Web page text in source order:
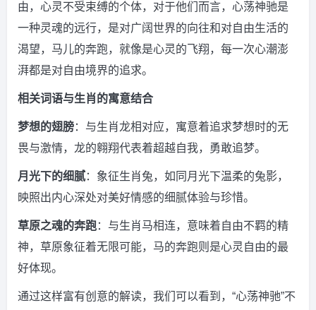
由，心灵不受束缚的个体，对于他们而言，心荡神驰是
一种灵魂的远行，是对广阔世界的向往和对自由生活的
渴望，马儿的奔跑，就像是心灵的飞翔，每一次心潮澎
湃都是对自由境界的追求。
相关词语与生肖的寓意结合
梦想的翅膀：与生肖龙相对应，寓意着追求梦想时的无
畏与激情，龙的翱翔代表着超越自我，勇敢追梦。
月光下的细腻：象征生肖兔，如同月光下温柔的兔影，
映照出内心深处对美好情感的细腻体验与珍惜。
草原之魂的奔跑：与生肖马相连，意味着自由不羁的精
神，草原象征着无限可能，马的奔跑则是心灵自由的最
好体现。
通过这样富有创意的解读，我们可以看到，“心荡神驰”不